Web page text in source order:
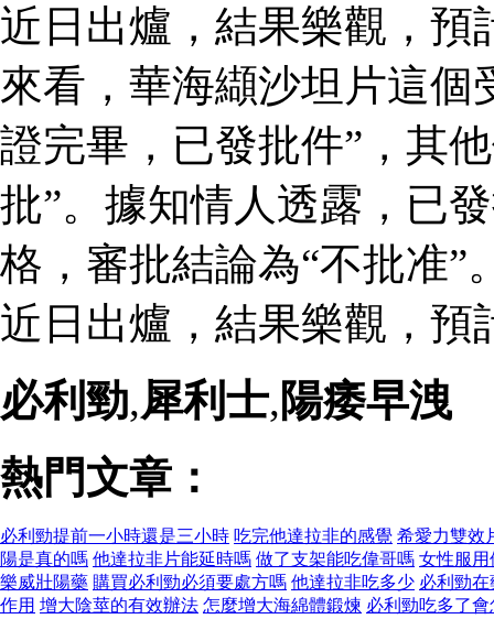
近日出爐，結果樂觀，預
來看，華海纈沙坦片這個
證完畢，已發批件”，其
批”。據知情人透露，已
格，審批結論為“不批准”
近日出爐，結果樂觀，預
必利勁,犀利士, 陽痿早洩
熱門文章：
必利勁提前一小時還是三小時 吃完他達拉非的感覺 希愛力雙效
陽是真的嗎 他達拉非片能延時嗎 做了支架能吃偉哥嗎 女性服用
樂威壯陽藥 購買必利勁必須要處方嗎 他達拉非吃多少 必利勁
作用 增大陰莖的有效辦法 怎麼增大海綿體鍛煉 必利勁吃多了會